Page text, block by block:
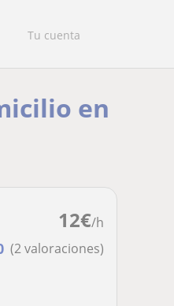
Tu cuenta
en
12€/h
(2 valoraciones)